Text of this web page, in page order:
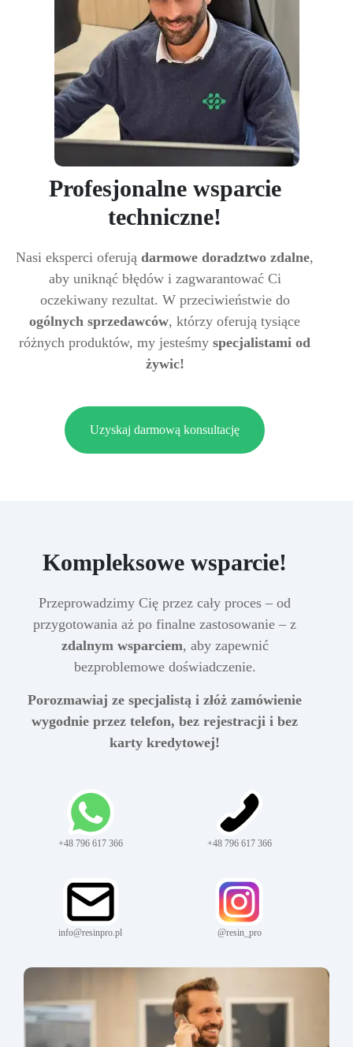
Profesjonalne wsparcie
techniczne!
Nasi eksperci oferują darmowe doradztwo zdalne,
aby uniknąć błędów i zagwarantować Ci
oczekiwany rezultat. W przeciwieństwie do
ogólnych sprzedawców, którzy oferują tysiące
różnych produktów, my jesteśmy specjalistami od
żywic!
Uzyskaj darmową konsultację
Kompleksowe wsparcie!
Przeprowadzimy Cię przez cały proces – od
przygotowania aż po finalne zastosowanie – z
zdalnym wsparciem, aby zapewnić
bezproblemowe doświadczenie.
Porozmawiaj ze specjalistą i złóż zamówienie
wygodnie przez telefon, bez rejestracji i bez
karty kredytowej!
+48 796 617 366 +48 796 617 366
info@resinpro.pl @resin_pro